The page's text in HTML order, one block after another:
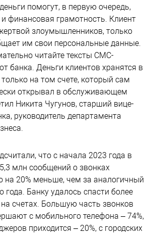
помогут, в первую очередь,
и финансовая грамотность. Клиент
злоумышленников, только
им свои персональные данные.
читайте тексты СМС-
банка. Деньги клиентов хранятся в
на том счете, который сам
открывал в обслуживающем
Никита Чугунов, старший вице-
руководитель департамента
что с начала 2023 года в
млн сообщений о звонках
на 20% меньше, чем за аналогичный
года. Банку удалось спасти более
счетах. Большую часть звонков
с мобильного телефона – 74%,
приходится – 20%, с городских